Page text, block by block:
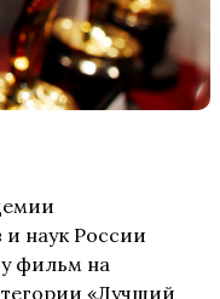
и наук России
фильм на
«Лучший